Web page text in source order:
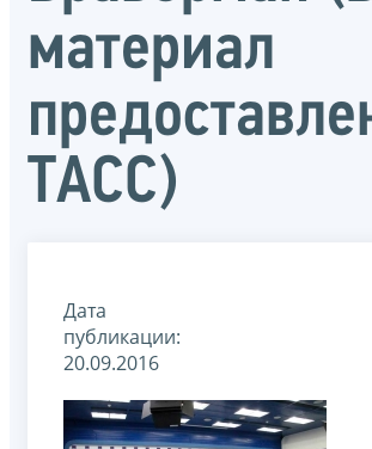
материал
ТАСС)
Дата
публикации:
20.09.2016